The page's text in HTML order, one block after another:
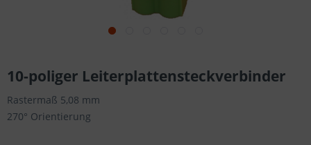
10-poliger Leiterplattensteckverbinder
Rastermaß 5,08 mm
270° Orientierung